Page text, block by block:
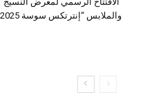
والملابس “إنترتكس سوسة 2025”